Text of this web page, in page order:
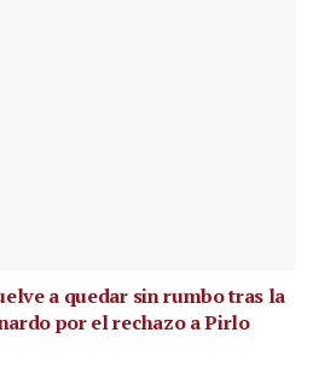
a quedar sin rumbo tras la
por el rechazo a Pirlo